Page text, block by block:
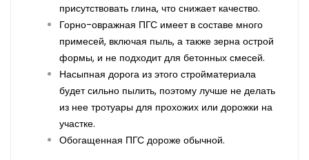
присутствовать глина, что снижает качество.
Горно-овражная ПГС имеет в составе много
примесей, включая пыль, а также зерна острой
формы, и не подходит для бетонных смесей.
Насыпная дорога из этого стройматериала
будет сильно пылить, поэтому лучше не делать
из нее тротуары для прохожих или дорожки на
участке.
Обогащенная ПГС дороже обычной.